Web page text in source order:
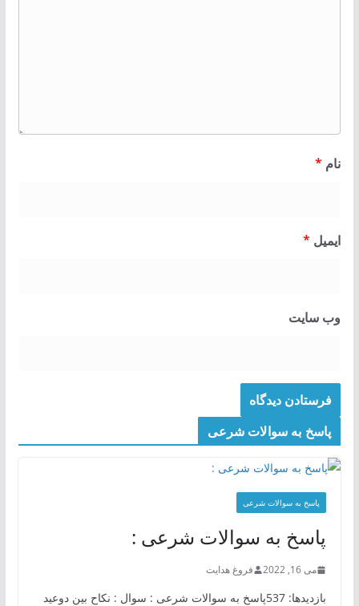
نام *
ایمیل *
وب‌ سایت
پاسخ به سوالات شرعی
پاسخ به سوالات شرعی
پاسخ به سوالات شرعی :
می 16, 2022 فروغ هدایت
بازدیدها: 537پاسخ به سوالات شرعی : سوال : نکاح بین دوعید